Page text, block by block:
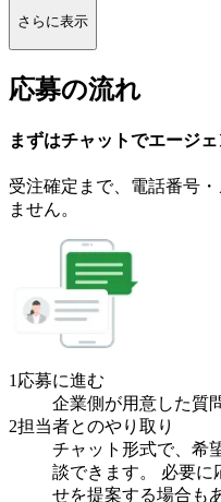
ました。 私自身、今皆さまが踏み出そうとされている、
『転職活動』を数回経験
こと、エントリー企業の
職に関する不安や、悩み、
活かし、企業の採用者側
という本来の意味や、あ
マンベースカンパニーが
さらに表示
応募の流れ
まずはチャットでエージェ
受注確定まで、 電話番号
ません。
1 応募に進む
企業側が用意した質
2担当者とのやり取り
チャット形式で、希
談できます。 必要に
せを提案する場合も